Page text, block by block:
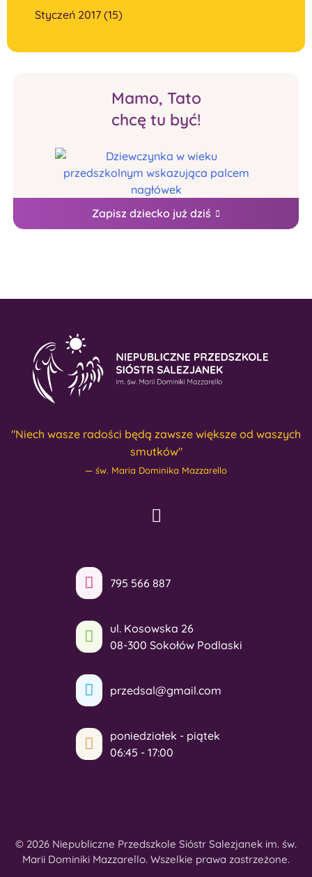
Styczeń 2017 (15)
Mamo, Tato
chcę tu być!
Zapisz dziecko już dziś
"Niech wasze radości będą zawsze większe od waszych
smutków"
św. Maria Dominika Mazzarello
795 566 887
ul. Kosowska 26
08-300 Sokołów Podlaski
przedsal@gmail.com
poniedziałek - piątek
06:45 - 17:00
© 2026 Niepubliczne Przedszkole Sióstr Salezjanek im. św.
Marii Dominiki Mazzarello. Wszelkie prawa zastrzeżone.